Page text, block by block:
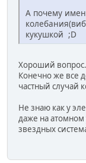
А почему
кукушкой ;D
Хороший вопрос.
Конечно же все
частный случай
Не знаю как у
даже на атомном
звездных